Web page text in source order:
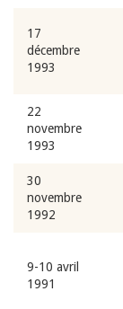
17
décembre
1993
22
novembre
1993
30
novembre
1992
9-10 avril
1991